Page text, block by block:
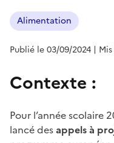
Alimentation
Publié le 03/09/2024 |
Contexte :
Pour l’année scolaire
lancé desappels à